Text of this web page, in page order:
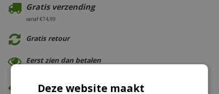
Gratis verzending
vanaf €74,99
Gratis retour
Eerst zien dan betalen
Eigen bezorg- & installatieservice
Deze website maakt